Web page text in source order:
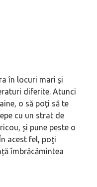
în locuri mari și
diferite. Atunci
o să poţi să te
cu un strat de
și pune peste o
acest fel, poţi
îmbrăcămintea